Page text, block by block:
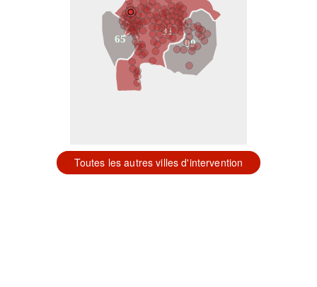
31
09
65
Toutes les autres villes d'intervention